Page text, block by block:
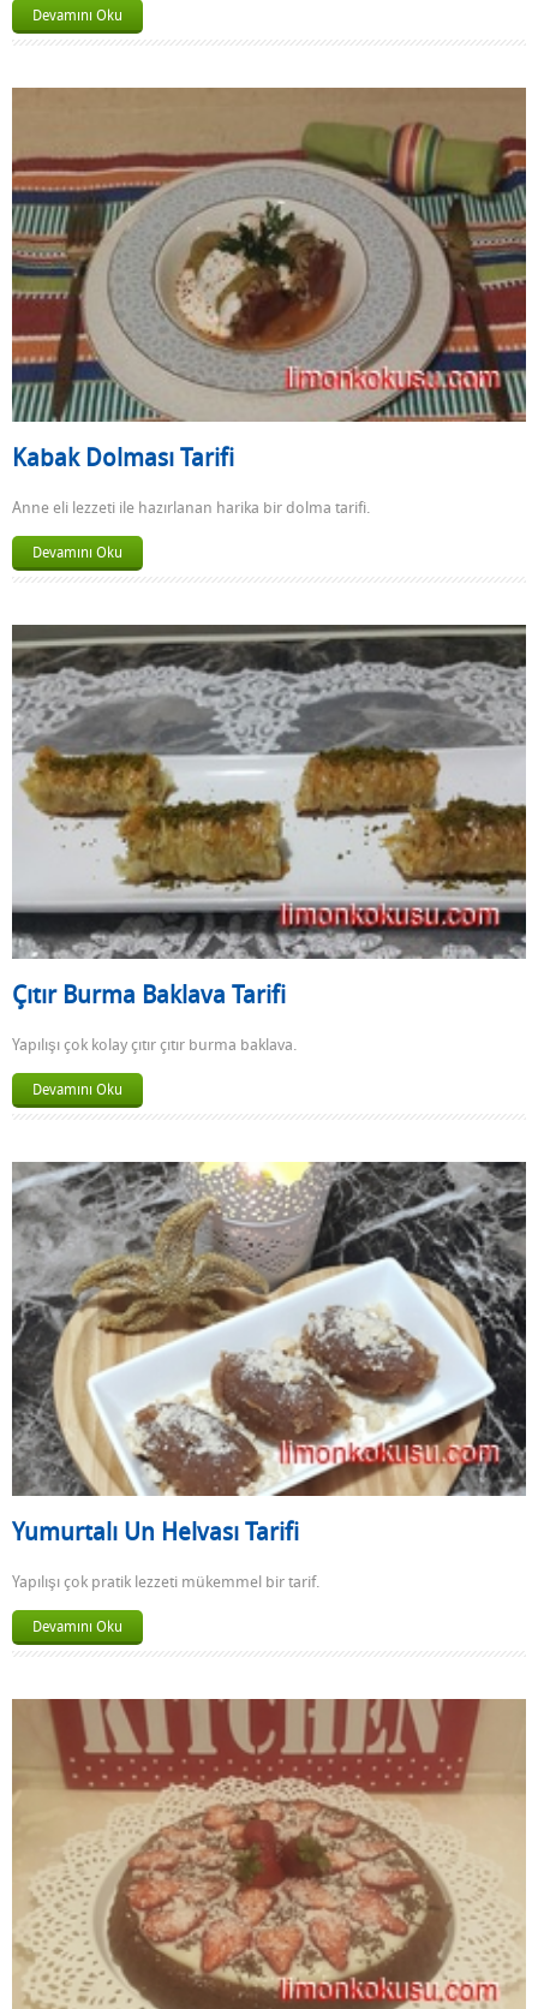
Devamını Oku
Kabak Dolması Tarifi
Anne eli lezzeti ile hazırlanan harika bir dolma tarifi.
Devamını Oku
Çıtır Burma Baklava Tarifi
Yapılışı çok kolay çıtır çıtır burma baklava.
Devamını Oku
Yumurtalı Un Helvası Tarifi
Yapılışı çok pratik lezzeti mükemmel bir tarif.
Devamını Oku